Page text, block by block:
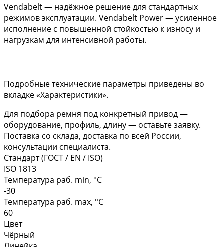
Vendabelt — надёжное решение для стандартных
режимов эксплуатации. Vendabelt Power — усиленное
исполнение с повышенной стойкостью к износу и
нагрузкам для интенсивной работы.
Подробные технические параметры приведены во
вкладке «Характеристики».
Для подбора ремня под конкретный привод —
оборудование, профиль, длину — оставьте заявку.
Поставка со склада, доставка по всей России,
консультации специалиста.
Стандарт (ГОСТ / EN / ISO)
ISO 1813
Температура раб. min, °C
-30
Температура раб. max, °C
60
Цвет
Чёрный